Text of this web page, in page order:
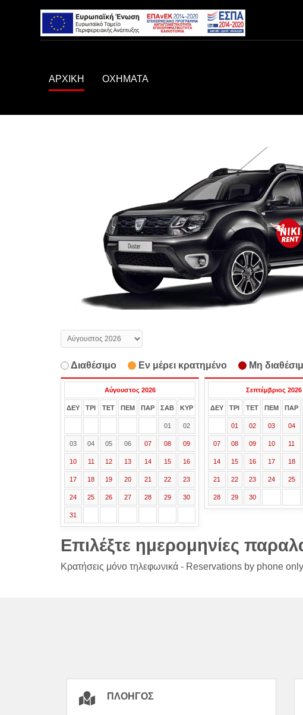
ΑΡΧΙΚΗ ΟΧΗΜΑΤΑ
Διαθέσιμο Εν μέρει κρατημένο Μη
Αύγουστος 2026
ΔΕΥ ΤΡΙ ΤΕΤ ΠΕΜ ΠΑΡ ΣΑΒ ΚΥΡ
01 02
03 04 05 06 07 08 09
10 11 12 13 14 15 16
17 18 19 20 21 22 23
24 25 26 27 28 29 30
31
Σεπτέμβριος 2026
ΔΕΥ ΤΡΙ ΤΕΤ ΠΕΜ ΠΑΡ
01 02 03 04
07 08 09 10 11
14 15 16 17 18
21 22 23 24 25
28 29 30
Επιλέξτε ημερομηνίες
Κρατήσεις μόνο τηλεφωνικά - Reservations by phone only
ΠΛΟΗΓΌΣ